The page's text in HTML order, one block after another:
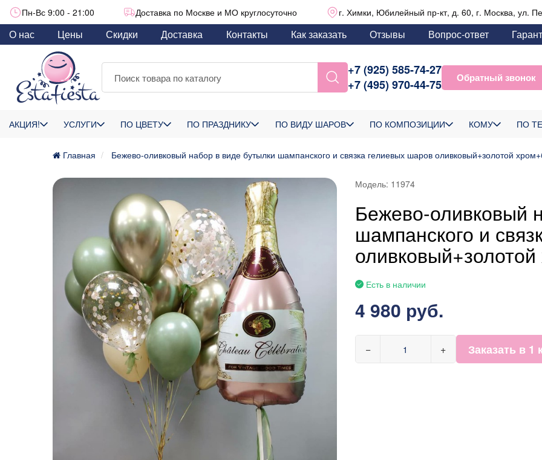
Пн-Вс 9:00 - 21:00 Доставка по Москве и МО круглосуточно г. Химки, Юбилейный пр-кт, д. 60, г. Москва, ул.
О нас Цены Скидки Доставка Контакты Как заказать Отзывы Вопрос-ответ
+7 (925) 585-74-27
+7 (495) 970-44-75
Обратный звонок
АКЦИЯ! УСЛУГИ ПО ЦВЕТУ ПО ПРАЗДНИКУ ПО ВИДУ ШАРОВ ПО КОМПОЗИЦИИ КОМУ ПО
Главная Бежево-оливковый набор в виде бутылки шампанского и связка гелиевых шаров оливковый+золотой
Модель: 11974
Бежево-оливковый
шампанского и
Есть в наличии
4 980 руб.
− + Заказать в 1